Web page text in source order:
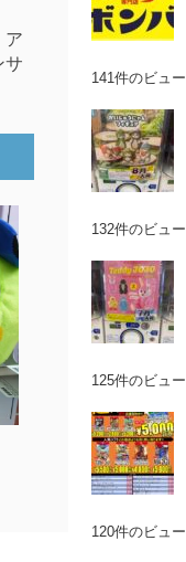
ア
サ
141件のビュー
132件のビュー
125件のビュー
120件のビュー